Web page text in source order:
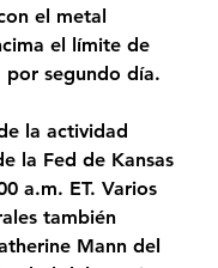
el metal
el límite de
por segundo día.
la Fed de Kansas
a.m. ET. Varios
también
Mann del